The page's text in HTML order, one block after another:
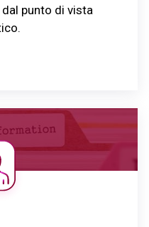
punto di vista